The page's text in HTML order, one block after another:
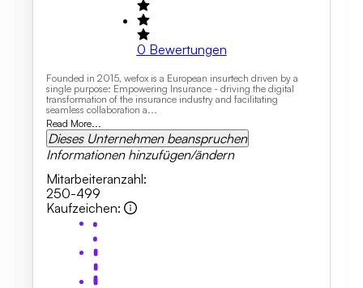
0 Bewertungen
Founded in 2015, wefox is a European insurtech driven by a
single purpose: Empowering Insurance - driving the digital
transformation of the insurance industry and facilitating
seamless collaboration a...
Read More...
Dieses Unternehmen beanspruchen
Informationen hinzufügen/ändern
Mitarbeiteranzahl:
250-499
Kaufzeichen: